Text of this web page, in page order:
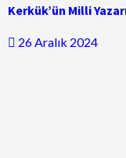
Kerkük’ün Milli
26 Aralık 2024